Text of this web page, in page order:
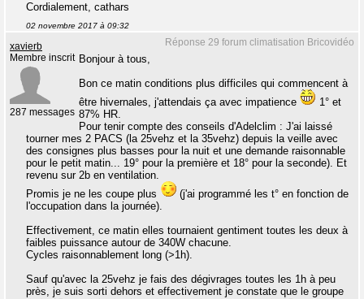
Cordialement, cathars
02 novembre 2017 à 09:32
Réponse 29 forum climatisation Bricovidéo
xavierb
Membre inscrit
287 messages
Bonjour à tous,
Bon ce matin conditions plus difficiles qui commencent à
être hivernales, j'attendais ça avec impatience
1° et
87% HR.
Pour tenir compte des conseils d'Adelclim : J'ai laissé
tourner mes 2 PACS (la 25vehz et la 35vehz) depuis la veille avec
des consignes plus basses pour la nuit et une demande raisonnable
pour le petit matin... 19° pour la première et 18° pour la seconde). Et
revenu sur 2b en ventilation.
Promis je ne les coupe plus
(j'ai programmé les t° en fonction de
l'occupation dans la journée).
Effectivement, ce matin elles tournaient gentiment toutes les deux à
faibles puissance autour de 340W chacune.
Cycles raisonnablement long (>1h).
Sauf qu'avec la 25vehz je fais des dégivrages toutes les 1h à peu
près, je suis sorti dehors et effectivement je constate que le groupe